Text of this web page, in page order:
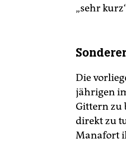
„sehr
Die
jährigen
Gittern zu
direkt zu
Manafort